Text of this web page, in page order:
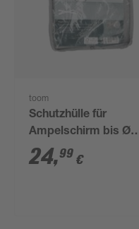
toom
Schutzhülle für
Ampelschirm bis Ø
300 cm
24,99 €